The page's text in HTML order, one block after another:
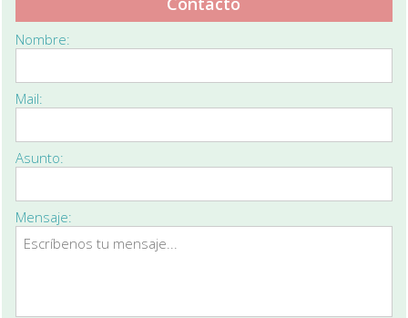
Nombre:
Mail:
Asunto:
Mensaje: